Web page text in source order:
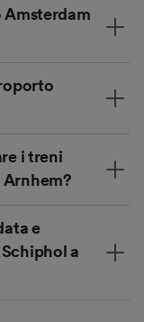
i treni
e
a